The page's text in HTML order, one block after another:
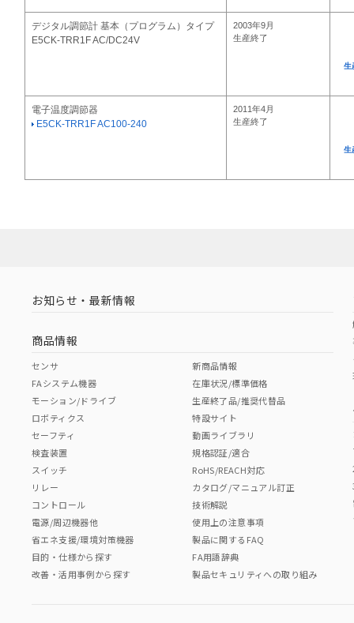
デジタル調節計 基本（プログラム）タイプ
E5CK-TRR1F AC/DC24V
2003年9月
生産終了
生
電子温度調節器
E5CK-TRR1F AC100-240
2011年4月
生産終了
生
お知らせ・最新情報
商品情報
センサ
FAシステム機器
モーション/ドライブ
ロボティクス
セーフティ
検査装置
スイッチ
リレー
コントロール
電源/周辺機器他
省エネ支援/環境対策機器
目的・仕様から探す
改善・活用事例から探す
新商品情報
在庫状況/標準価格
生産終了品/推奨代替品
特設サイト
動画ライブラリ
規格認証/適合
RoHS/REACH対応
カタログ/マニュアル訂正
技術解説
使用上の注意事項
製品に関するFAQ
FA用語辞典
製品セキュリティへの取り組み